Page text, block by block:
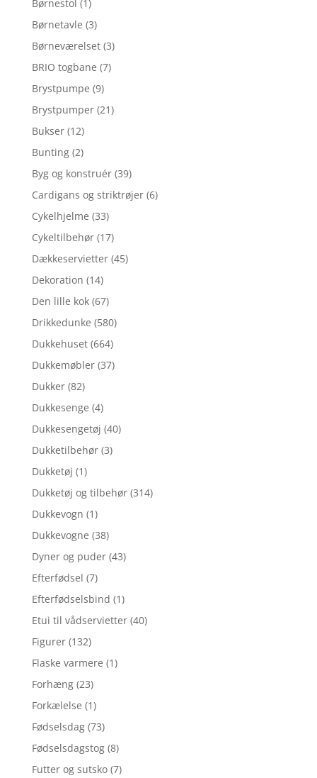
Børnestol (1)
Børnetavle (3)
Børneværelset (3)
BRIO togbane (7)
Brystpumpe (9)
Brystpumper (21)
Bukser (12)
Bunting (2)
Byg og konstruér (39)
Cardigans og striktrøjer (6)
Cykelhjelme (33)
Cykeltilbehør (17)
Dækkeservietter (45)
Dekoration (14)
Den lille kok (67)
Drikkedunke (580)
Dukkehuset (664)
Dukkemøbler (37)
Dukker (82)
Dukkesenge (4)
Dukkesengetøj (40)
Dukketilbehør (3)
Dukketøj (1)
Dukketøj og tilbehør (314)
Dukkevogn (1)
Dukkevogne (38)
Dyner og puder (43)
Efterfødsel (7)
Efterfødselsbind (1)
Etui til vådservietter (40)
Figurer (132)
Flaske varmere (1)
Forhæng (23)
Forkælelse (1)
Fødselsdag (73)
Fødselsdagstog (8)
Futter og sutsko (7)